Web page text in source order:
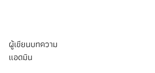
ผู้เขียนบทความ
แอดมิน